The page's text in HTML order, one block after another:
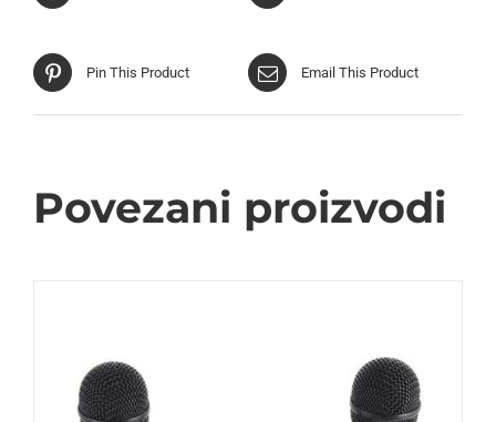
Pin This Product Email This Product
Povezani proizvodi